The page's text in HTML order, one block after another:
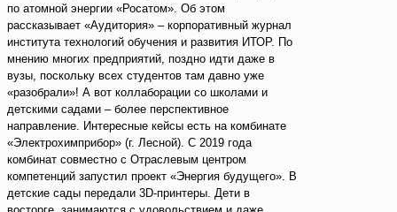
по атомной энергии «Росатом». Об этом
рассказывает «Аудитория» – корпоративный журнал
института технологий обучения и развития ИТОР. По
мнению многих предприятий, поздно идти даже в
вузы, поскольку всех студентов там давно уже
«разобрали»! А вот коллаборации со школами и
детскими садами – более перспективное
направление. Интересные кейсы есть на комбинате
«Электрохимприбор» (г. Лесной). С 2019 года
комбинат совместно с Отраслевым центром
компетенций запустил проект «Энергия будущего». В
детские сады передали 3D-принтеры. Дети в